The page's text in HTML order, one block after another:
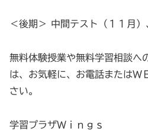
＜後期＞ 中間テスト（１１月）
無料体験授業や無料学習相談へ
は、お気軽に、お電話またはＷ
さい。
学習プラザＷｉｎｇｓ